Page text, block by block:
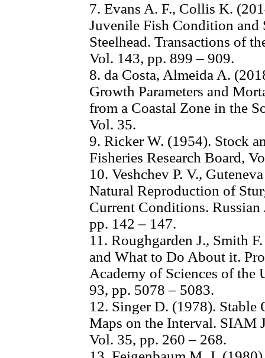
7. Evans A. F., Collis K.
Juvenile Fish Condition
Steelhead. Transactions of
Vol. 143, pp. 899 – 909.
8. da Costa, Almeida A.
Growth Parameters and
from a Coastal Zone in the
Vol. 35.
9. Ricker W. (1954). Stock
Fisheries Research Board,
10. Veshchev P. V.,
Natural Reproduction of
Current Conditions.
pp. 142 – 147.
11. Roughgarden J., Smith
and What to Do About it.
Academy of Sciences of the
93, pp. 5078 – 5083.
12. Singer D. (1978).
Maps on the Interval. SIAM
Vol. 35, pp. 260 – 268.